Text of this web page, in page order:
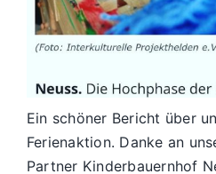
Ein schöner Bericht über
Ferienaktion. Danke an
Partner Kinderbauernhof